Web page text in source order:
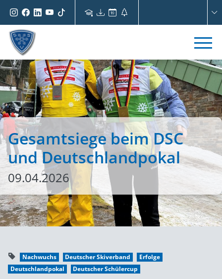
Gesamtsiege beim DSC
und Deutschlandpokal
09.04.2026
Nachwuchs Deutscher Skiverband
Erfolge
Deutschlandpokal
Deutscher Schülercup